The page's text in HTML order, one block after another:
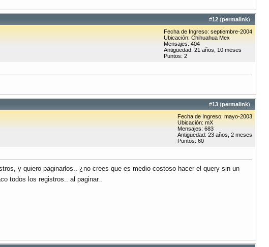
#12 (permalink)
Fecha de Ingreso: septiembre-2004
Ubicación: Chihuahua Mex
Mensajes: 404
Antigüedad: 21 años, 10 meses
Puntos: 2
#13 (permalink)
Fecha de Ingreso: mayo-2003
Ubicación: mX
Mensajes: 683
Antigüedad: 23 años, 2 meses
Puntos: 60
y quiero paginarlos.. ¿no crees que es medio costoso hacer el query sin un
todos los registros.. al paginar..